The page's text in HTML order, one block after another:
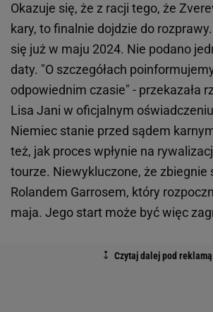
Okazuje się, że z racji tego, że
kary, to finalnie dojdzie do
się już w maju 2024. Nie podano
daty. "O szczegółach
odpowiednim czasie" - przekazała
Lisa Jani w oficjalnym
Niemiec stanie przed sądem
też, jak proces wpłynie na
tourze. Niewykluczone, że zbiegnie
Rolandem Garrosem, który
maja. Jego start może być więc